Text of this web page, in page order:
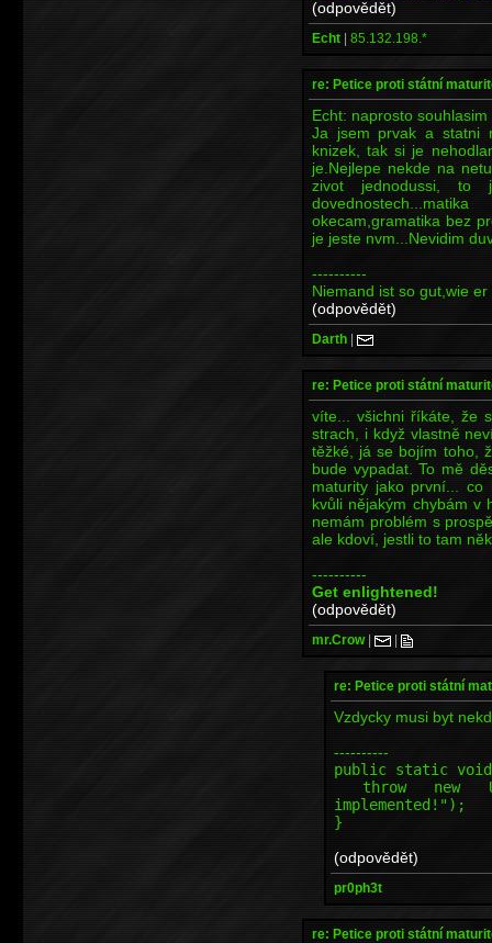
(odpovědět)
Echt | 85.132.198.*
re: Petice proti státní
Echt: naprosto souhlasim
Ja jsem prvak a statni
knizek, tak si je
je.Nejlepe nekde na
zivot jednodussi,
okecam,gramatika bez
je jeste nvm...Nevidim
----------
Niemand ist so gut,wie
(odpovědět)
Darth |
re: Petice proti státní
víte... všichni říkáte, že
strach, i když vlastně
těžké, já se bojím toho,
bude vypadat. To mě
maturity jako první...
kvůli nějakým chybám v
nemám problém s
ale kdoví, jestli to tam
----------
Get enlightened!
(odpovědět)
mr.Crow| |
re: Petice proti státní
Vzdycky musi byt
----------
public static
throw new
implemented!");
}
(odpovědět)
pr0ph3t
re: Petice proti státní